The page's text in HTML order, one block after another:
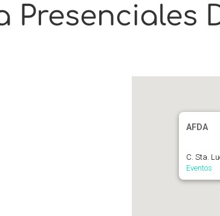
Presenciales
AFDA
C. Sta.
Eventos